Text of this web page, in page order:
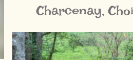
Charcenay,